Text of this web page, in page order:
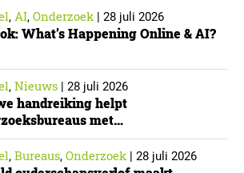
, AI, Onderzoek| 28 juli 2026
What’s Happening Online & AI?
, Nieuws | 28 juli 2026
handreiking helpt
met
, Bureaus, Onderzoek| 28 juli 2026